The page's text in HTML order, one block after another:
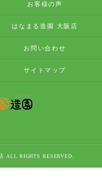
お客様の声
はなまる造園 大阪店
お問い合わせ
サイトマップ
ALL RIGHTS RESERVED.